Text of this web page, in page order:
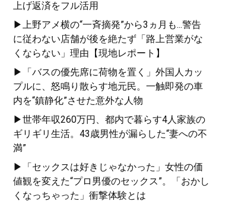
上げ返済をフル活用
▶上野アメ横の“一斉摘発”から3ヵ月も...警告
に従わない店舗が後を絶たず「路上営業がな
くならない」理由【現地レポート】
▶「バスの優先席に荷物を置く」外国人カッ
プルに、怒鳴り散らす地元民。一触即発の車
内を“鎮静化”させた意外な人物
▶世帯年収260万円、都内で暮らす4人家族の
ギリギリ生活。43歳男性が漏らした“妻への不
満”
▶「セックスは好きじゃなかった」女性の価
値観を変えた“プロ男優のセックス”。「おかし
くなっちゃった」衝撃体験とは